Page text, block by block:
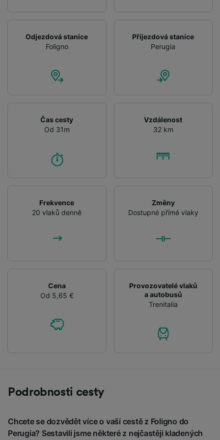
Odjezdová stanice
Foligno
Příjezdová stanice
Perugia
Čas cesty
Od 31m
Vzdálenost
32 km
Frekvence
20 vlaků denně
Změny
Dostupné přímé vlaky
Cena
Od 5,65 €
Provozovatelé vlaků
a autobusů
Trenitalia
Podrobnosti cesty
Chcete se dozvědět více o vaší cestě z Foligno do
Perugia? Sestavili jsme některé z nejčastěji kladených